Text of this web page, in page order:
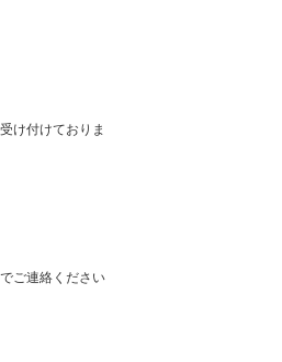
け付けておりま
ご連絡ください